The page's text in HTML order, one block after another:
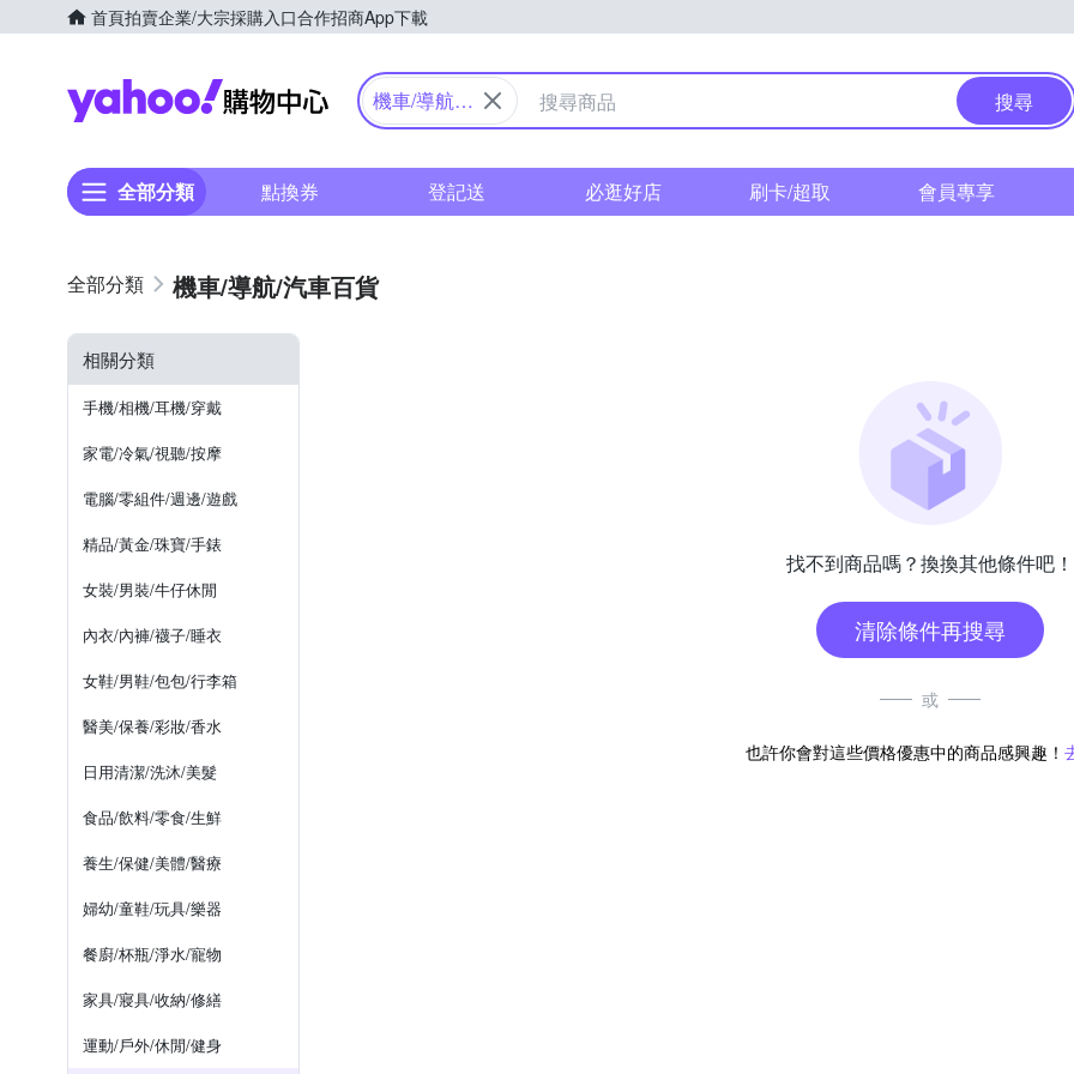
首頁拍賣企業/大宗採購入口合作招商App下載
Yahoo購物中心
機車/導航/
搜尋
全部分類 點換券 登記送 必逛好店 刷卡/超取 會員專享
機車/導航/汽車百貨
相關分類
手機/相機/耳機/穿戴
家電/冷氣/視聽/按摩
電腦/零組件/週邊/遊戲
精品/黃金/珠寶/手錶
女裝/男裝/牛仔休閒
內衣/內褲/襪子/睡衣
女鞋/男鞋/包包/行李箱
醫美/保養/彩妝/香水
日用清潔/洗沐/美髮
食品/飲料/零食/生鮮
養生/保健/美體/醫療
婦幼/童鞋/玩具/樂器
餐廚/杯瓶/淨水/寵物
家具/寢具/收納/修繕
運動/戶外/休閒/健身
找不到商品嗎？換換其他條件吧！
清除條件再搜尋
或
也許你會對這些價格優惠中的商品感興趣！